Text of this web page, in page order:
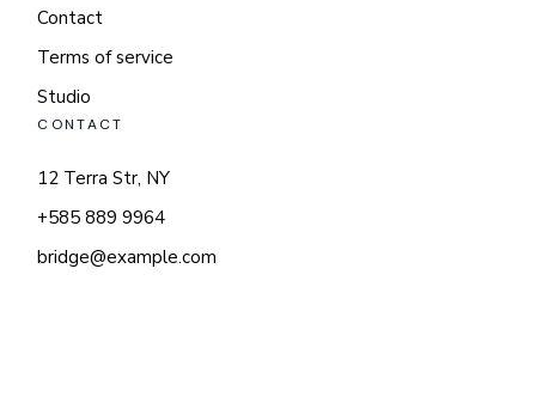
Contact
Terms of service
Studio
CONTACT
12 Terra Str, NY
+585 889 9964
bridge@example.com